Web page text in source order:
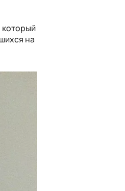
который
на